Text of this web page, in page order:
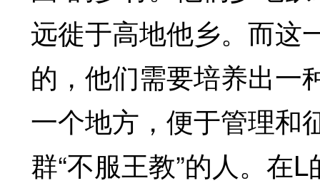
远徙于高地他乡。而这
的，他们需要培养出一
一个地方，便于管理和
群“不服王教”的人。在